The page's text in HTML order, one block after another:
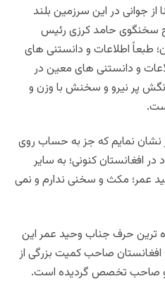
از جوانی در این سرزمین بلند
سخنگوی حامد کرزی رئیس
طبعاً اطلاعات و دانستنی های
و دانستنی های معین در
پر نیرو و سخنش با وزن و
نمایم که جز به حساب روی
در افغانستان کنونی؛ به سایر
عمر؛ مکث و سخنی ندارم و نمی
حرف جناب وحید عمر این
صاحب کمیت بزرگی از
و صاحب تخصص گردیده است.